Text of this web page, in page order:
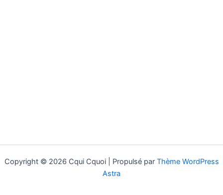
Copyright © 2026 Cqui Cquoi | Propulsé par Thème WordPress
Astra